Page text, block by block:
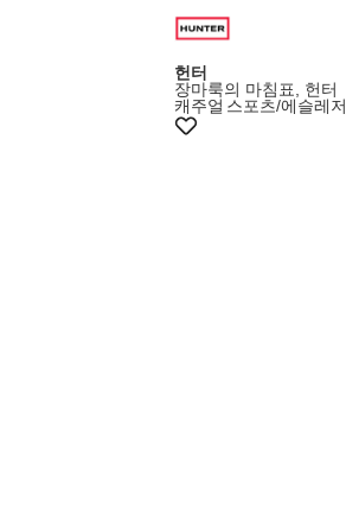
헌터
장마룩의 마침표, 헌터
캐주얼 스포츠/에슬레저